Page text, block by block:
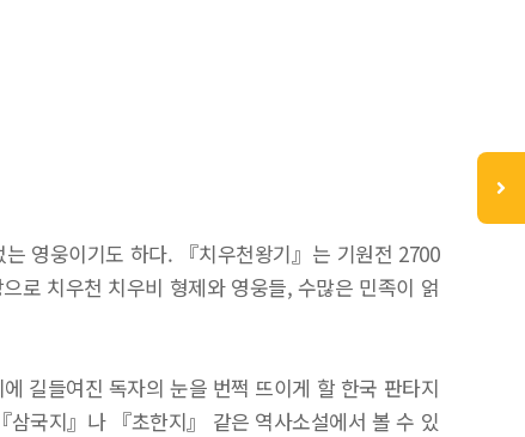
영웅이기도 하다. 『치우천왕기』는 기원전 2700
로 치우천 치우비 형제와 영웅들, 수많은 민족이 얽
길들여진 독자의 눈을 번쩍 뜨이게 할 한국 판타지
국지』나 『초한지』 같은 역사소설에서 볼 수 있